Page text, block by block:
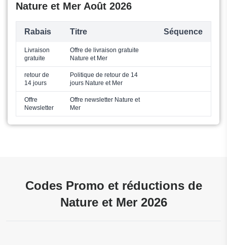
Nature et Mer Août 2026
Rabais Titre Séquence
Livraison
gratuite
Offre de livraison gratuite
Nature et Mer
retour de
14 jours
Politique de retour de 14
jours Nature et Mer
Offre
Newsletter
Offre newsletter Nature et
Mer
Codes Promo et réductions de
Nature et Mer 2026